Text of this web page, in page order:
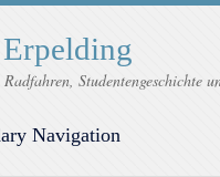
Studentengeschichte
Navigation